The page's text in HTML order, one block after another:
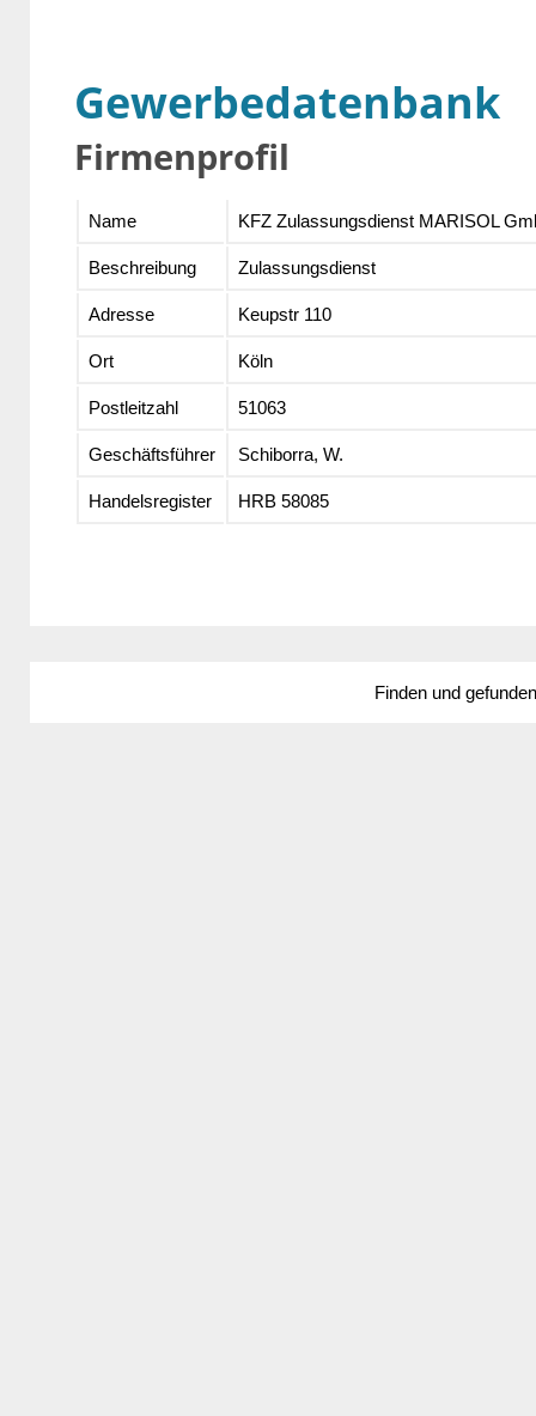
Gewerbedatenbank
Firmenprofil
Name KFZ Zulassungsdienst MARISOL
Beschreibung Zulassungsdienst
Adresse Keupstr 110
Ort Köln
Postleitzahl 51063
Geschäftsführer Schiborra, W.
Handelsregister HRB 58085
Finden und